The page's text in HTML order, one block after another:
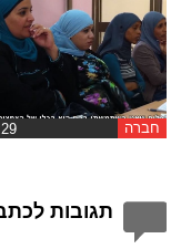
חברה
תגובות